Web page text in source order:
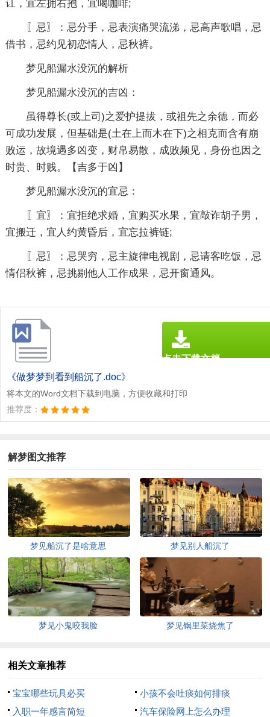
讧，宜左拥右抱，宜喝咖啡;
〖忌〗：忌分手，忌表演痛哭流涕，忌高声歌唱，忌
借书，忌约见初恋情人，忌秋裤。
梦见船漏水没沉的解析
梦见船漏水没沉的吉凶：
虽得尊长(或上司)之爱护提拔，或祖先之余德，而必
可成功发展，但基础是(土在上而木在下)之相克而含有崩
败运，故境遇多凶变，财帛易散，成败频见，身份也因之
时贵、时贱。【吉多于凶】
梦见船漏水没沉的宜忌：
〖宜〗：宜拒绝求婚，宜购买水果，宜敲诈胡子男，
宜搬迁，宜人约黄昏后，宜忘拉裤链;
〖忌〗：忌哭穷，忌主旋律电视剧，忌请客吃饭，忌
情侣秋裤，忌挑剔他人工作成果，忌开窗通风。
《做梦梦到看到船沉了.doc》
将本文的Word文档下载到电脑，方便收藏和打印
推荐度：
点击下载文档
解梦图文推荐
梦见船沉了是啥意思 梦见别人船沉了
梦见小鬼咬我脸 梦见锅里菜烧焦了
相关文章推荐
宝宝哪些玩具必买
小孩不会吐痰如何排痰
入职一年感言简短
汽车保险网上怎么办理